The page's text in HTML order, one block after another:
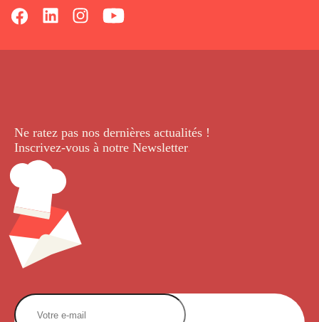
Ne ratez pas nos dernières actualités !
Inscrivez-vous à notre Newsletter.